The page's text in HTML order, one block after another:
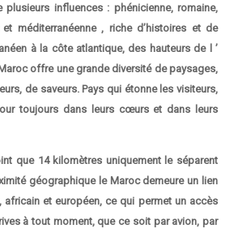
influences : phénicienne, romaine,
méditerranéenne , riche d’histoires et de
à la côte atlantique, des hauteurs de l ’
offre une grande diversité de paysages,
de saveurs. Pays qui étonne les visiteurs,
toujours dans leurs cœurs et dans leurs
que 14 kilomètres uniquement le séparent
géographique le Maroc demeure un lien
africain et européen, ce qui permet un accès
à tout moment, que ce soit par avion, par